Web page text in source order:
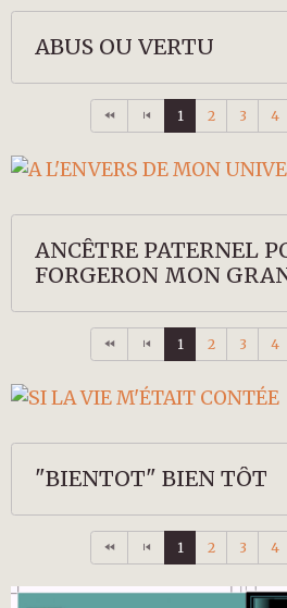
ABUS OU VERTU
1 2 3 4
ANCÊTRE PATERNEL
FORGERON MON
1 2 3 4
"BIENTOT" BIEN TÔT
1 2 3 4